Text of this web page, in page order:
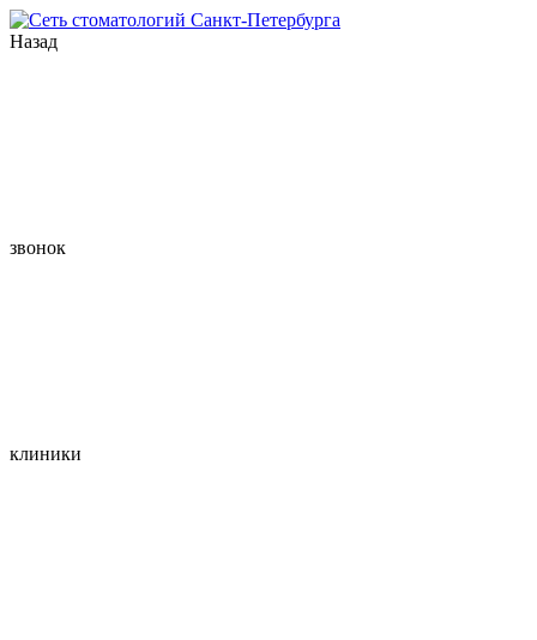
Назад
звонок
клиники